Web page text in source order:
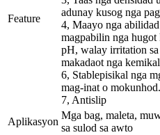
Feature
adunay kusog nga
4, Maayo nga
magpabilin nga
pH, walay irritation
makadaot nga
6, Stablepisikal nga
mag-inat o mokunhod.
7, Antislip
Aplikasyon
Mga bag, maleta,
sa sulod sa awto